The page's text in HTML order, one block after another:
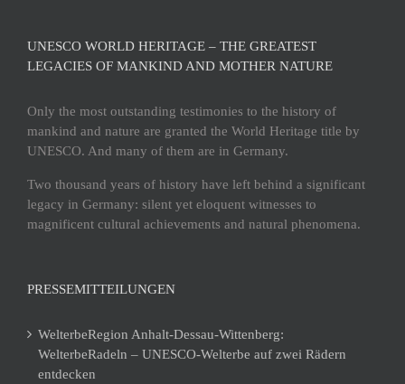
UNESCO WORLD HERITAGE – THE GREATEST
LEGACIES OF MANKIND AND MOTHER NATURE
Only the most outstanding testimonies to the history of
mankind and nature are granted the World Heritage title by
UNESCO. And many of them are in Germany.
Two thousand years of history have left behind a significant
legacy in Germany: silent yet eloquent witnesses to
magnificent cultural achievements and natural phenomena.
PRESSEMITTEILUNGEN
WelterbeRegion Anhalt-Dessau-Wittenberg:
WelterbeRadeln – UNESCO-Welterbe auf zwei Rädern
entdecken